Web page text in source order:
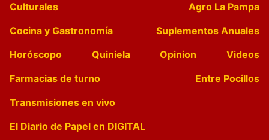
Culturales
Agro La Pampa
Cocina y Gastronomía
Suplementos Anuales
Horóscopo
Quiniela Opinion
Videos
Farmacias de turno
Entre Pocillos
Transmisiones en vivo
El Diario de Papel en DIGITAL